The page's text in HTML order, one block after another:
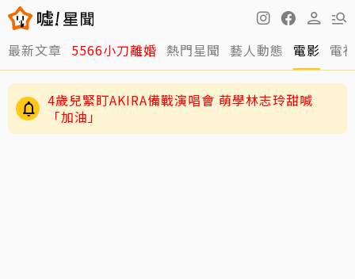
最新文章 5566小刀離婚 熱門星聞 藝人動態 電影 電
29歲男偶像「寵粉」誤觸法遭警約談！公開露面
4歲兒緊盯AKIRA備戰演唱會 萌學林志玲甜喊
「加油」